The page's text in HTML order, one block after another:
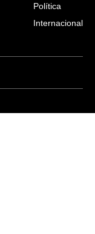
Política
Internacional